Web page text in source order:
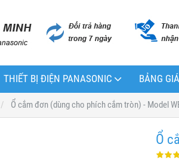
THIẾT BỊ ĐIỆN PANASONIC BẢNG
Ổ cắm đơn (dùng cho phích cắm tròn) - Model
Ổ